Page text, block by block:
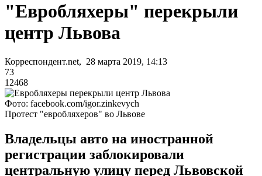
"Евробляхеры" перекрыли
центр Львова
Корреспондент.net, 28 марта 2019, 14:13
73
12468
Фото: facebook.com/igor.zinkevych
Протест "евробляхеров" во Львове
Владельцы авто на иностранной
регистрации заблокировали
центральную улицу перед Львовской